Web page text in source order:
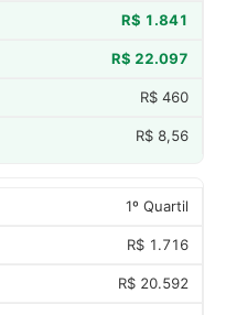
R$ 1.841
R$ 22.097
R$ 460
R$ 8,56
1º Quartil
R$ 1.716
R$ 20.592